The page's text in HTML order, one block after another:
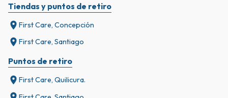
Tiendas y puntos de retiro
First Care, Concepción
First Care, Santiago
Puntos de retiro
First Care, Quilicura.